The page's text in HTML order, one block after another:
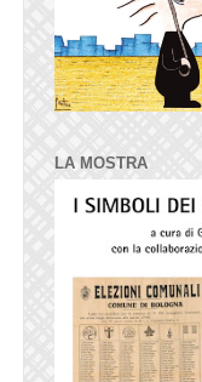
LA MOSTRA